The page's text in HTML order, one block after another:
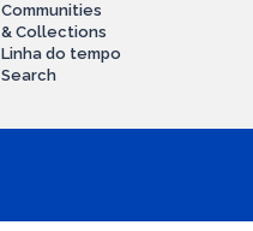
Communities
& Collections
Linha do tempo
Search